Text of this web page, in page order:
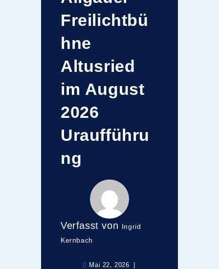
Freilichtbü
hne
Altusried
im August
2026
Uraufführu
ng
Verfasst von Ingrid
Kernbach
Mai 22, 2026